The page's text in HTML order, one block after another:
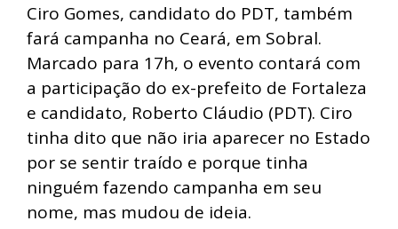
Ciro Gomes, candidato do PDT, também
fará campanha no Ceará, em Sobral.
Marcado para 17h, o evento contará com
a participação do ex-prefeito de Fortaleza
e candidato, Roberto Cláudio (PDT). Ciro
tinha dito que não iria aparecer no Estado
por se sentir traído e porque tinha
ninguém fazendo campanha em seu
nome, mas mudou de ideia.